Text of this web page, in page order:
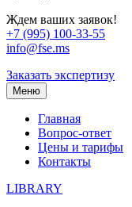
Ждем ваших заявок!
+7 (995) 100-33-55
info@fse.ms
Заказать экспертизу
Меню
Главная
Вопрос-ответ
Цены и тарифы
Контакты
LIBRARY